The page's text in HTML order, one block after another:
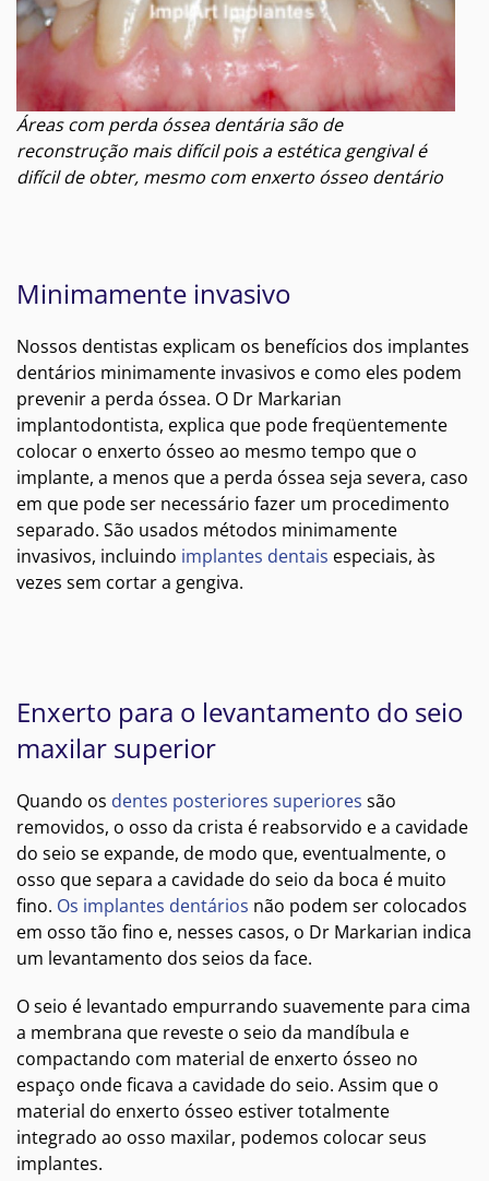
Áreas com perda óssea dentária são de
reconstrução mais difícil pois a estética gengival é
difícil de obter, mesmo com enxerto ósseo dentário
Minimamente invasivo
Nossos dentistas explicam os benefícios dos implantes
dentários minimamente invasivos e como eles podem
prevenir a perda óssea. O Dr Markarian
implantodontista, explica que pode freqüentemente
colocar o enxerto ósseo ao mesmo tempo que o
implante, a menos que a perda óssea seja severa, caso
em que pode ser necessário fazer um procedimento
separado. São usados métodos minimamente
invasivos, incluindo implantes dentais especiais, às
vezes sem cortar a gengiva.
Enxerto para o levantamento do seio
maxilar superior
Quando os dentes posteriores superiores são
removidos, o osso da crista é reabsorvido e a cavidade
do seio se expande, de modo que, eventualmente, o
osso que separa a cavidade do seio da boca é muito
fino. Os implantes dentários não podem ser colocados
em osso tão fino e, nesses casos, o Dr Markarian indica
um levantamento dos seios da face.
O seio é levantado empurrando suavemente para cima
a membrana que reveste o seio da mandíbula e
compactando com material de enxerto ósseo no
espaço onde ficava a cavidade do seio. Assim que o
material do enxerto ósseo estiver totalmente
integrado ao osso maxilar, podemos colocar seus
implantes.